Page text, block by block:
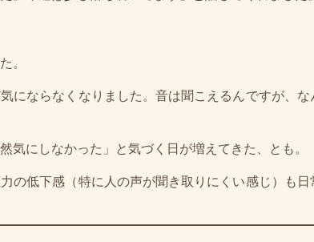
。
にならなくなりました。音は聞こえるんですが、
気にしなかった」と気づく日が増えてきた、とも。
の低下感（特に人の声が聞き取りにくい感じ）も